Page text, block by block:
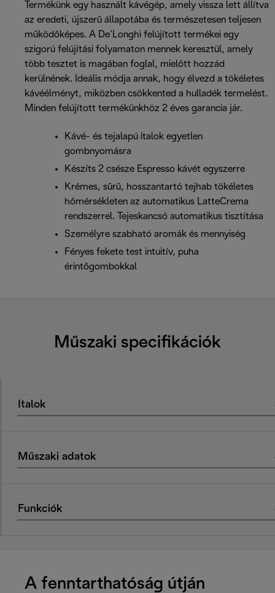
Termékünk egy használt kávégép, amely vissza lett állítva
az eredeti, újszerű állapotába és természetesen teljesen
működőképes. A De’Longhi felújított termékei egy
szigorú felújítási folyamaton mennek keresztül, amely
több tesztet is magában foglal, mielőtt hozzád
kerülnének. Ideális módja annak, hogy élvezd a tökéletes
kávéélményt, miközben csökkented a hulladék termelést.
Minden felújított termékünkhöz 2 éves garancia jár.
Kávé- és tejalapú italok egyetlen
gombnyomásra
Készíts 2 csésze Espresso kávét egyszerre
Krémes, sűrű, hosszantartó tejhab tökéletes
hőmérsékleten az automatikus LatteCrema
rendszerrel. Tejeskancsó automatikus tisztítása
Személyre szabható aromák és mennyiség
Fényes fekete test intuitív, puha
érintőgombokkal
Műszaki specifikációk
Italok
Műszaki adatok
Funkciók
A fenntarthatóság útján